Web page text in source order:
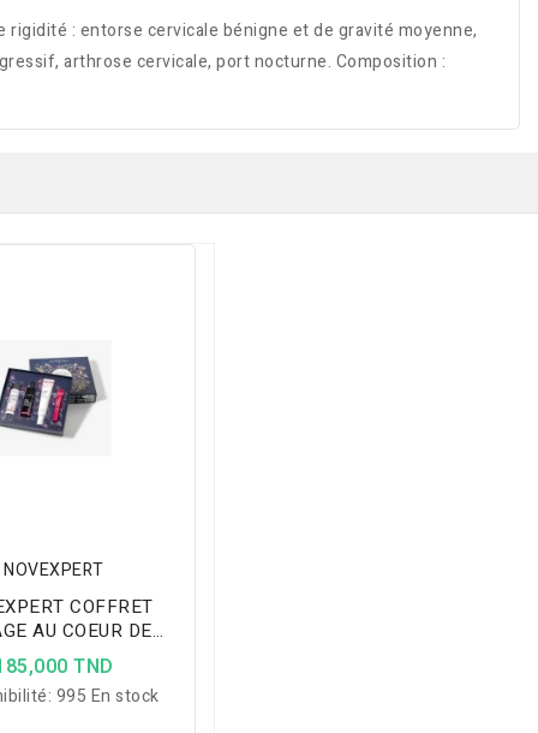
rigidité : entorse cervicale bénigne et de gravité moyenne,
arthrose cervicale, port nocturne. Composition :
NOVEXPERT
COFFRET
AU COEUR DE
HYALURONIQUE
TND
995 En stock